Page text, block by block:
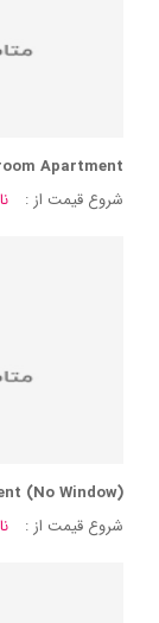
Apartment
شروع قیمت از :
(No Window)
شروع قیمت از :